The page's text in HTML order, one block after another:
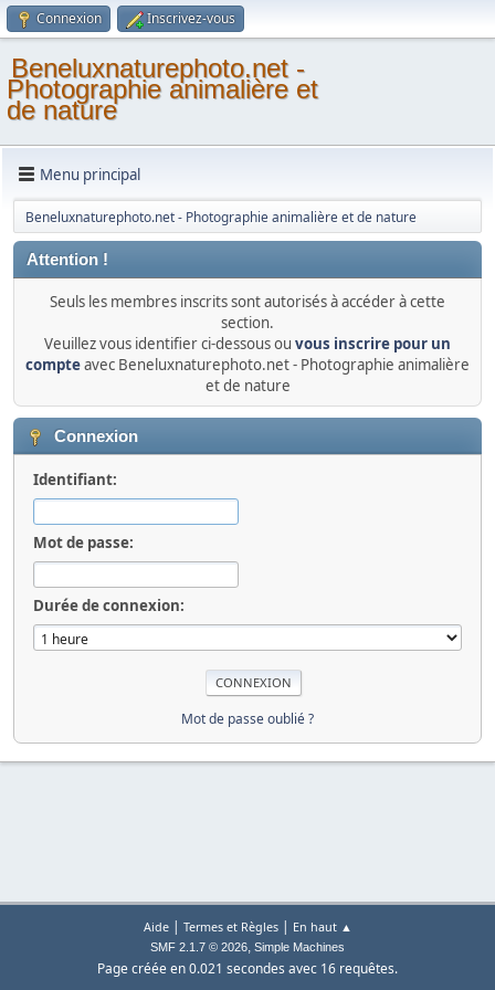
Connexion Inscrivez-vous
Beneluxnaturephoto.net -
Photographie animalière et
de nature
Menu principal
Beneluxnaturephoto.net - Photographie animalière et de nature
Attention !
Seuls les membres inscrits sont autorisés à accéder à cette
section.
Veuillez vous identifier ci-dessous ou vous inscrire pour un
compteavec Beneluxnaturephoto.net - Photographie animalière
et de nature
Connexion
Identifiant:
Mot de passe:
Durée de connexion:
Mot de passe oublié ?
Aide| Termes et Règles| En haut ▲
SMF 2.1.7 © 2026, Simple Machines
Page créée en 0.021 secondes avec 16 requêtes.